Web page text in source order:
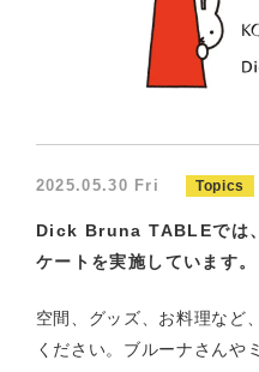
2025.05.30 Fri Topics
Dick Bruna TABLEでは
ケートを実施しています。
空間、グッズ、お料理など
ください。ブルーナさんや